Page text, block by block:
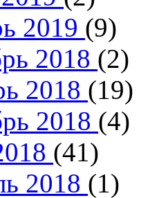
2019 (9)
2018 (2)
2018 (19)
2018 (4)
(41)
2018 (1)